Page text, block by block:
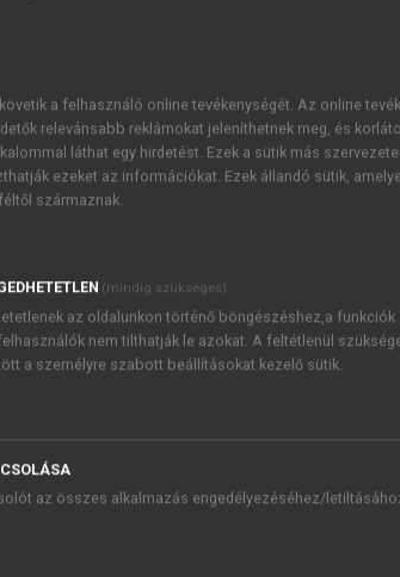
• Starting up, Growth, Development
Business and Project Development
a felhasználó online tevékenységét. Az online
relevánsabb reklámokat jeleníthetnek meg, és
láthat egy hirdetést. Ezek a sütik más
ezeket az információkat. Ezek állandó sütik,
származnak.
(mindig szükséges)
az oldalunkon történő böngészéshez,a funkciók
nem tilthatják le azokat. A feltétlenül
a személyre szabott beállításokat kezelő sütik.
az összes alkalmazás engedélyezéséhez/